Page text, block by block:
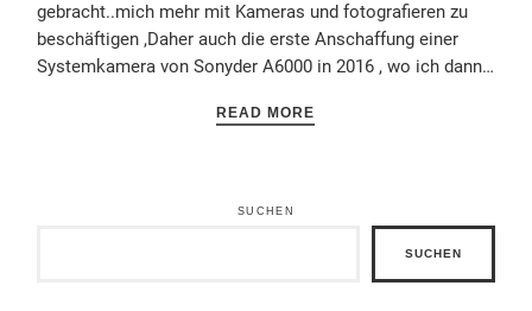
gebracht..mich mehr mit Kameras und fotografieren zu
beschäftigen ,Daher auch die erste Anschaffung einer
Systemkamera von Sonyder A6000 in 2016 , wo ich dann…
READ MORE
SUCHEN
SUCHEN